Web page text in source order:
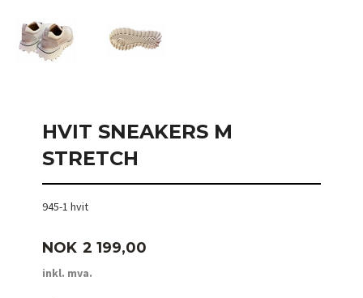
HVIT SNEAKERS M
STRETCH
945-1 hvit
Pris
NOK 2 199,00
inkl. mva.